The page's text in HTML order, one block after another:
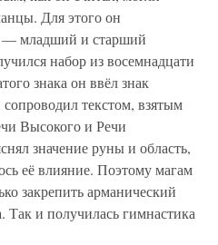
Для этого он
— младший и старший
набор из восемнадцати
знака он ввёл знак
текстом, взятым
Высокого и Речи
значение руны и область,
её влияние. Поэтому магам
закрепить арманический
и получилась гимнастика